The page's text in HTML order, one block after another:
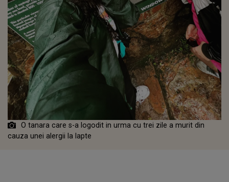
O tanara care s-a logodit in urma cu trei zile a murit din
cauza unei alergii la lapte